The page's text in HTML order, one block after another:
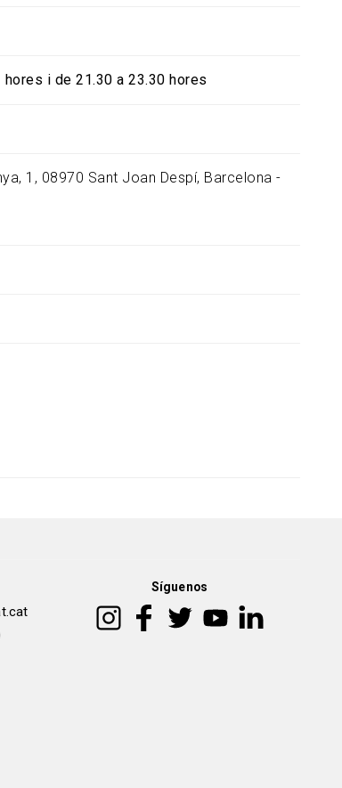
hores i de 21.30 a 23.30 hores
1, 08970 Sant Joan Despí, Barcelona -
Síguenos